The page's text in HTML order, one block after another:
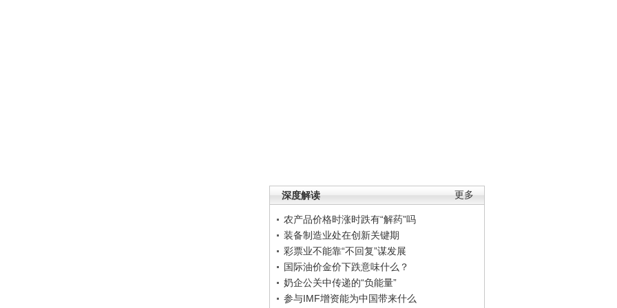
更多
深度解读
农产品价格时涨时跌有“解药”吗
装备制造业处在创新关键期
彩票业不能靠“不回复”谋发展
国际油价金价下跌意味什么？
奶企公关中传递的“负能量”
参与IMF增资能为中国带来什么